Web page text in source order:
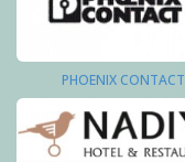
PHOENIX CONTACT